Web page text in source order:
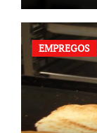
EMPREGOS